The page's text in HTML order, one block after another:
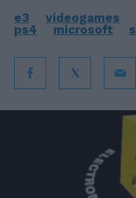
e3 videogames
ps4
microsoft